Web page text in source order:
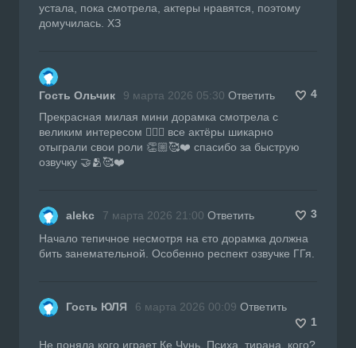
устала, пока смотрела, актеры нравятся, поэтому
домучилась. ХЗ
Гость Ольчик 9 марта 2026 05:30 Ответить
4
Прекрасная милая мини дорамка смотрела с
великим интересом 👍🏼🔥 все актёры шикарно
отыграли свои роли 👏🏼🥰❤️ спасибо за быструю
озвучку 🤝🫂🥰❤️
alekc 7 марта 2026 21:00 Ответить
3
Начало тепичное несмотря на єто дорамка должна
бить занемательной. Особенно респект озвучке ГГя.
Гость ЮЛЯ 6 марта 2026 00:09 Ответить
1
Не поняла кого играет Ке Чунь. Психа, тирана, кого?